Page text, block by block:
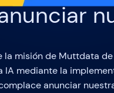
la misión de Muttdata
mediante la
anunciar